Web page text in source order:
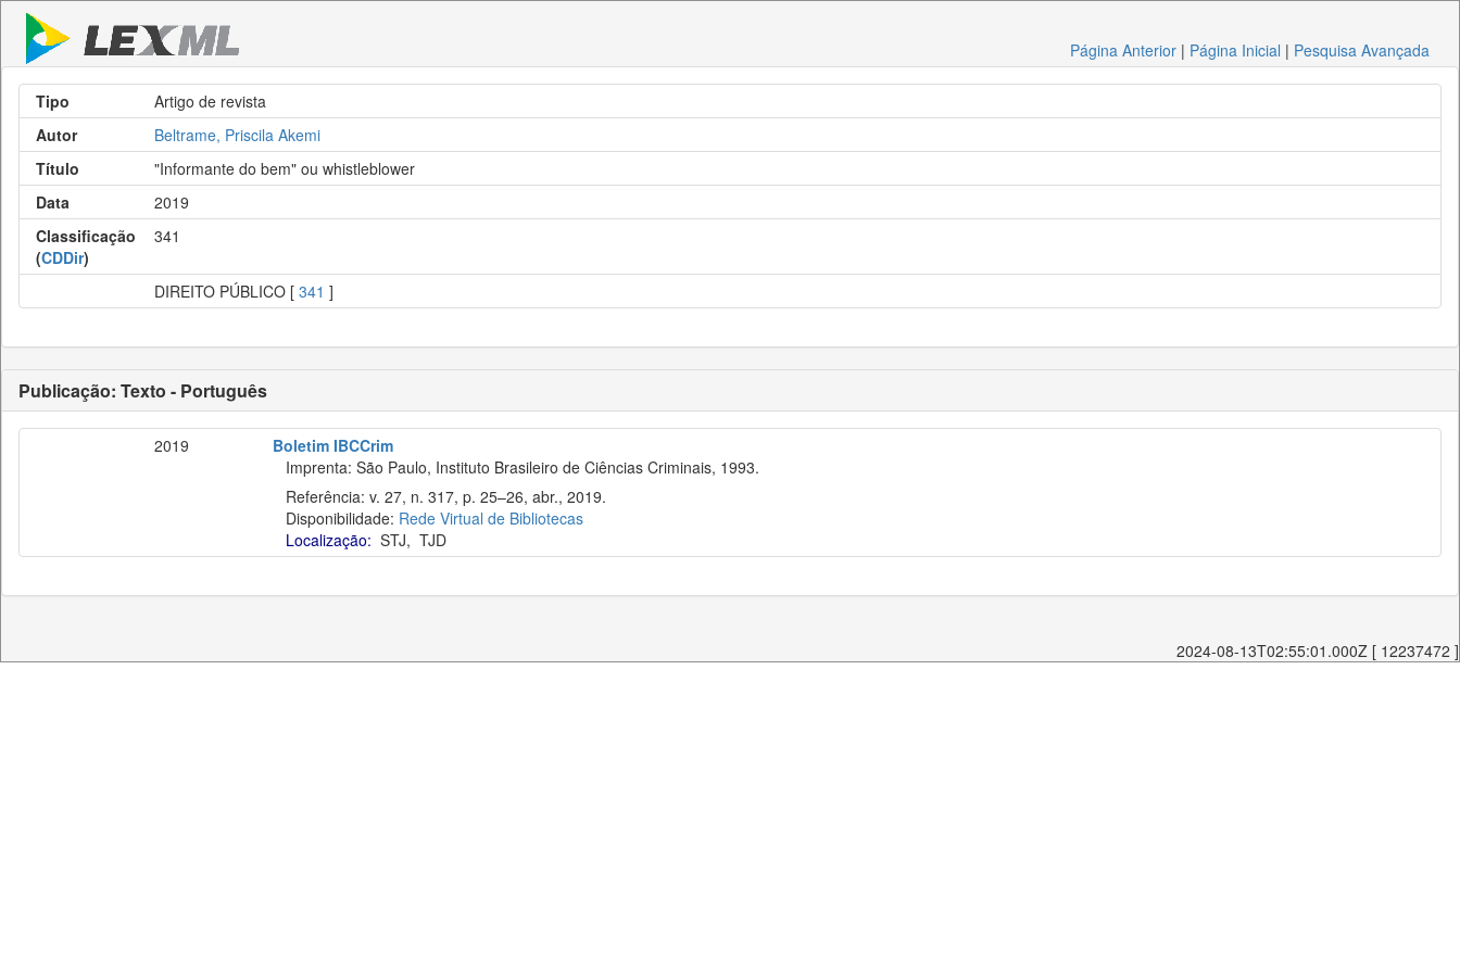
Página Anterior | Página Inicial | Pesquisa Avançada
Tipo
Artigo de revista
Autor
Beltrame, Priscila Akemi
Título
"Informante do bem" ou whistleblower
Data
2019
Classificação
(CDDir)
341
DIREITO PÚBLICO [ 341 ]
Publicação: Texto - Português
2019
Boletim IBCCrim
Imprenta: São Paulo, Instituto Brasileiro de Ciências Criminais, 1993.
Referência: v. 27, n. 317, p. 25–26, abr., 2019.
Disponibilidade: Rede Virtual de Bibliotecas
Localização: STJ, TJD
2024-08-13T02:55:01.000Z [ 12237472 ]